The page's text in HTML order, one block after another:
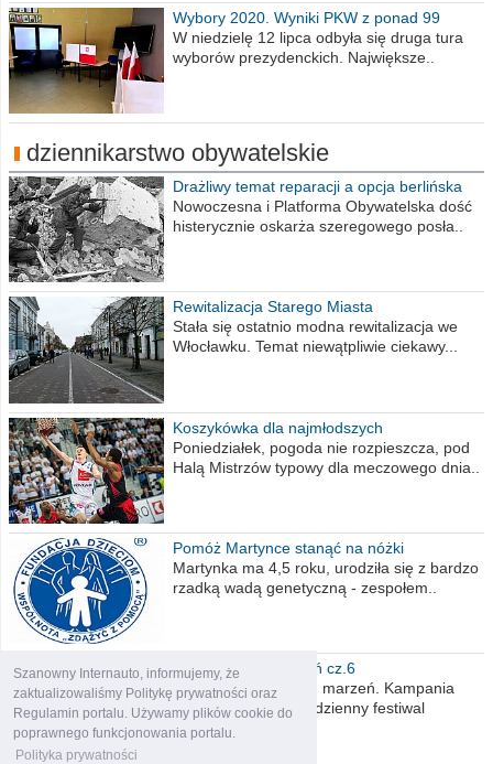
Szanowny Internauto, informujemy, że
zaktualizowaliśmy Politykę prywatności oraz
Regulamin portalu. Używamy plików cookie do
poprawnego funkcjonowania portalu.
Polityka prywatności
Wybory 2020. Wyniki PKW z ponad 99
procent obwodów
W niedzielę 12 lipca odbyła się druga tura
wyborów prezydenckich. Największe..
dziennikarstwo obywatelskie
Drażliwy temat reparacji a opcja berlińska
Nowoczesna i Platforma Obywatelska dość
histerycznie oskarża szeregowego posła..
Rewitalizacja Starego Miasta
Stała się ostatnio modna rewitalizacja we
Włocławku. Temat niewątpliwie ciekawy...
Koszykówka dla najmłodszych
Poniedziałek, pogoda nie rozpieszcza, pod
Halą Mistrzów typowy dla meczowego dnia..
Pomóż Martynce stanąć na nóżki
Martynka ma 4,5 roku, urodziła się z bardzo
rzadką wadą genetyczną - zespołem..
Polska moich marzeń cz.6
Nadszedł kres moich marzeń. Kampania
wyborcza czyli niecodzienny festiwal
obietnic,..